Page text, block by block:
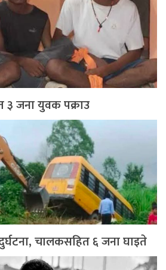
३ जना युवक पक्राउ
चालकसहित ६ जना घाइते